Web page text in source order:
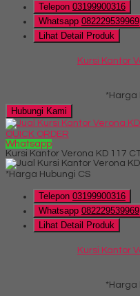
Telepon 03199900316
Whatsapp 082229539969
Lihat Detail Produk
Kursi Kantor
*Harga
Hubungi Kami
QUICK ORDER
Whatsapp
Kursi Kantor Verona KD 117
*Harga Hubungi CS
Telepon 03199900316
Whatsapp 082229539969
Lihat Detail Produk
Kursi Kantor
*Harga